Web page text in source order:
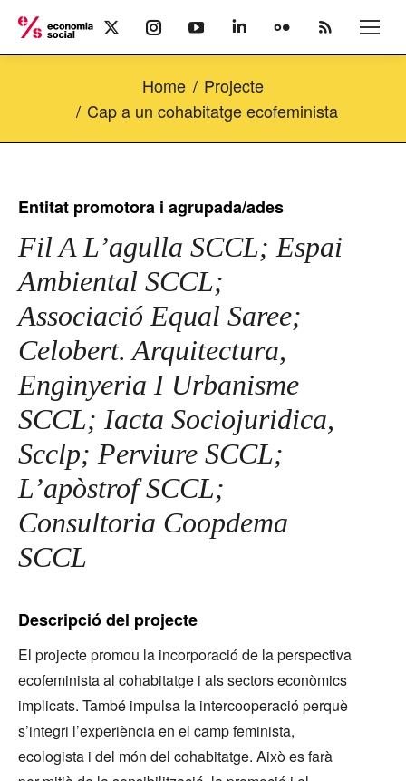
X
page
new
window
Instagram
page
in
new
window
YouTube
page
in
new
window
Linkedin
page
in
new
window
Flickr
page
new
window
Rss
page
new
window
Home
Projecte
Cap a un cohabitatge ecofeminista
Entitat promotora i agrupada/ades
Fil A L’agulla SCCL; Espai
Ambiental SCCL;
Associació Equal Saree;
Celobert. Arquitectura,
Enginyeria I Urbanisme
SCCL; Iacta Sociojuridica,
Scclp; Perviure SCCL;
L’apòstrof SCCL;
Consultoria Coopdema
SCCL
Descripció del projecte
El projecte promou la incorporació de la perspectiva
ecofeminista al cohabitatge i als sectors econòmics
implicats. També impulsa la intercooperació perquè
s’integri l’experiència en el camp feminista,
ecologista i del món del cohabitatge. Això es farà